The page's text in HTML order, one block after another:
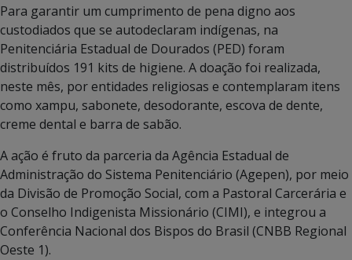
Para garantir um cumprimento de pena digno aos
custodiados que se autodeclaram indígenas, na
Penitenciária Estadual de Dourados (PED) foram
distribuídos 191 kits de higiene. A doação foi realizada,
neste mês, por entidades religiosas e contemplaram itens
como xampu, sabonete, desodorante, escova de dente,
creme dental e barra de sabão.
A ação é fruto da parceria da Agência Estadual de
Administração do Sistema Penitenciário (Agepen), por meio
da Divisão de Promoção Social, com a Pastoral Carcerária e
o Conselho Indigenista Missionário (CIMI), e integrou a
Conferência Nacional dos Bispos do Brasil (CNBB Regional
Oeste 1).